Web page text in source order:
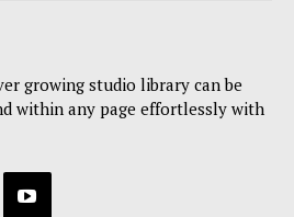
growing studio library can be
within any page effortlessly with